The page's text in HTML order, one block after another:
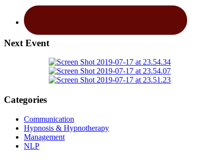
Next Event
Categories
Communication
Hypnosis & Hypnotherapy
Management
NLP